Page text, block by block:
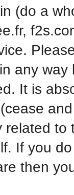
(do a
any
It is
related
If you
then